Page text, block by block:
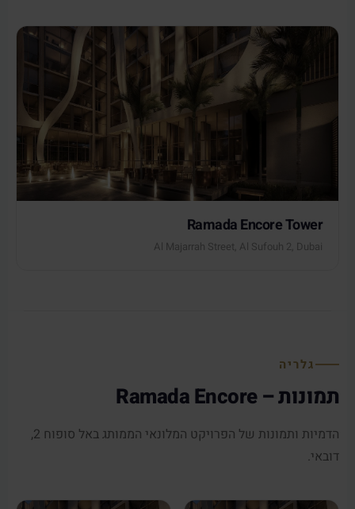
Ramada Encore Tower
Al Majarrah Street, Al Sufouh 2, Dubai
גלריה
תמונות – Ramada Encore
הדמיות ותמונות של הפרויקט המלונאי הממותג באל סופוח 2,
דובאי.